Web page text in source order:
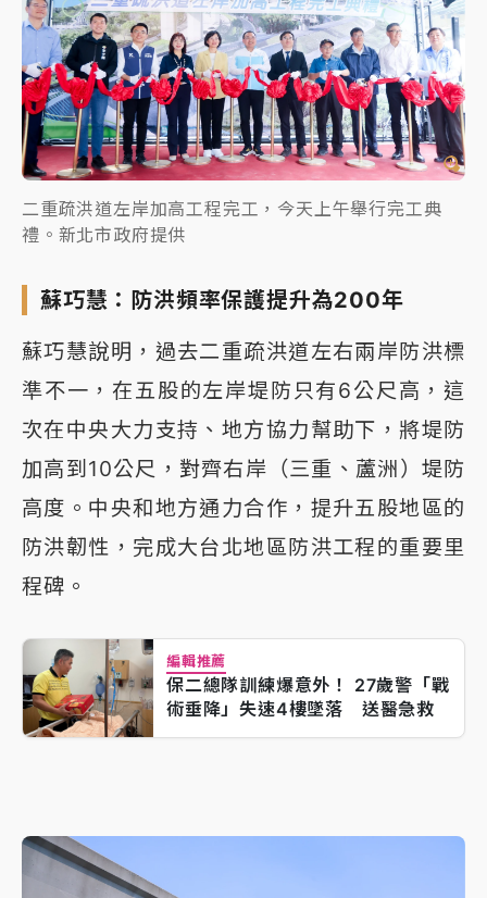
二重疏洪道左岸加高工程完工，今天上午舉行完工典
禮。新北市政府提供
蘇巧慧：防洪頻率保護提升為200年
蘇巧慧說明，過去二重疏洪道左右兩岸防洪標
準不一，在五股的左岸堤防只有6公尺高，這
次在中央大力支持、地方協力幫助下，將堤防
加高到10公尺，對齊右岸（三重、蘆洲）堤防
高度。中央和地方通力合作，提升五股地區的
防洪韌性，完成大台北地區防洪工程的重要里
程碑。
編輯推薦
保二總隊訓練爆意外！ 27歲警「戰
術垂降」失速4樓墜落 送醫急救